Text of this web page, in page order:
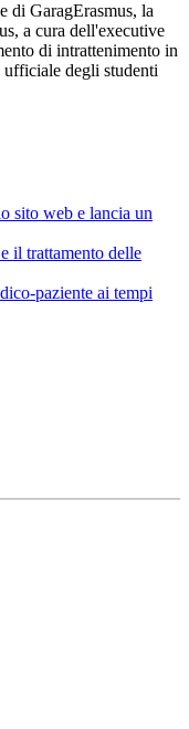
di GaragErasmus, la
a cura dell'executive
di intrattenimento in
degli studenti
sito web e lancia un
il trattamento delle
paziente ai tempi